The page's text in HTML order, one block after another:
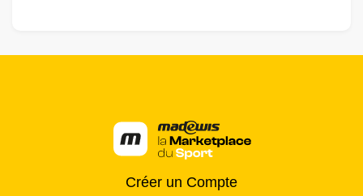
Créer un Compte